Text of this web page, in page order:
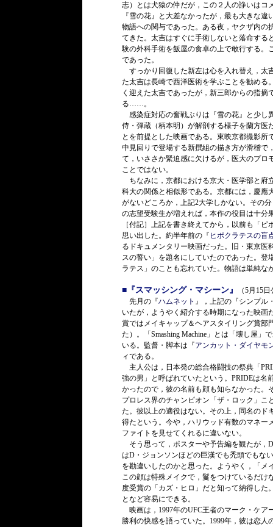
志）とは犬猿の仲だが，この２人の諍いはコ
『雪の花』と大差なかったが，最も大きな
物語への関与であった。ある夜，ヤクザ内の
てきた。太吉はすぐに手術しないと落命する
験の外科手術を飯屋の食卓の上で敢行する。
であった。
すっかり回復した新左は心を入れ替え，太
た太吉は長崎で西洋医術を学ぶことを勧める
く迎えた太吉であったが，新三郎からの指
る……。
感染症対応の奮戦ぶりは『雪の花』と少し
侍・弾蔵（柄本明）が解剖する様子を蘭方医
とを前提とした映画である。東映京都撮影
中見回りで登場する新撰組の描き方が滑稽で
て，いささか緊迫感に欠けるが，医大のプロ
ことではない。
ちなみに，京都における京大・医学部と府
科大の関係と相似形である。京都には，慶應
がないどころか，上記2大学しかない。その
の志望受験生が増えれば，本作の役目は十分
［付記］上記を書き終えてから，以前も「
思い出した。約半年前の『 ヒポクラテスの盲
るドキュメンタリー映画だった。旧・東京
スの誓い」を題名にしていたのであった。
ラテス」のことも忘れていた。物語は単純
■『スマッシング・マシーン』
（5月15
先月の『ハムネット 』，上記の『シンプル
いたが，ようやく紹介する時期になった映
賞ではメイキャップ＆ヘアスタイリング賞部
た）。「Smashing Machine」とは「壊し屋
いる。監督・脚本は『アンカット・ダイヤモ
ィである。
主人公は，日本発の総合格闘技の祭典「
強の男」と呼ばれていたという。PRIDEは
かったので，彼の名前も顔も知らなかった。
プロレス界のチャンピオン「ザ・ロック」
た。彼以上の適役はない。その上，同名のド
得たという。今や，ハリウッド有数のマネー
ファイトを見せてくれるに違いない。
そう思って，ポスターや予告編を観たが，
はD・ジョンソンほどの巨漢でも禿頭でもな
を勘違いしたのかと思った。ようやく，「
この顔は特殊メイクで，鬘をつけているだ
度受賞の「カズ・ヒロ」だと知って納得し
となど容易にできる。
映画は，1997年のUFC王者のマーク・ケア
勝利の快感を語っていた。1999年，彼は恋